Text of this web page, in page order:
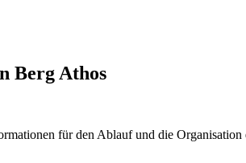
Berg Athos
für den Ablauf und die